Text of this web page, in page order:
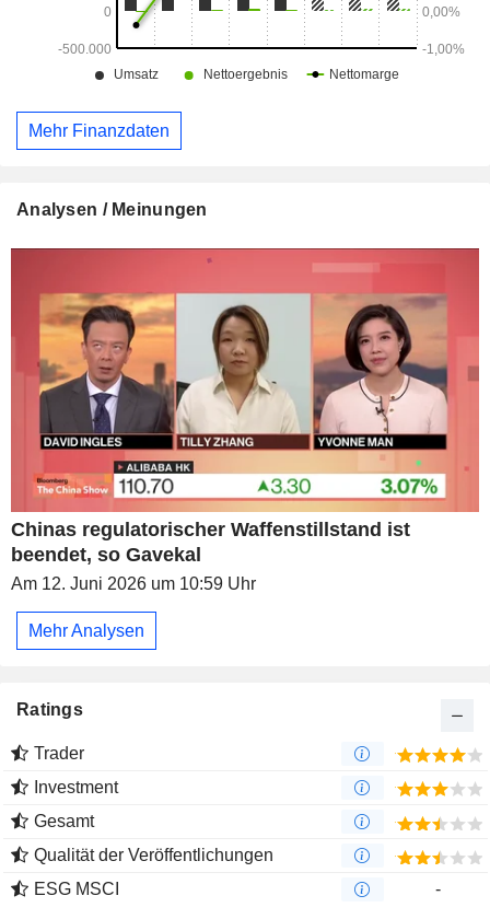
Mehr Finanzdaten
Analysen / Meinungen
Chinas regulatorischer Waffenstillstand ist
beendet, so Gavekal
Am 12. Juni 2026 um 10:59 Uhr
Mehr Analysen
Ratings
Trader
Investment
Gesamt
Qualität der Veröffentlichungen
ESG MSCI
-